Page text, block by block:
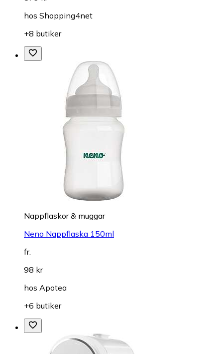
hos Shopping4net
+8 butiker
Nappflaskor & muggar
Neno Nappflaska 150ml
fr.
98 kr
hos Apotea
+6 butiker